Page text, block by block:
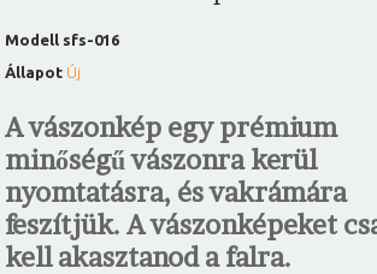
Modell sfs-016
Állapot Új
A vászonkép egy prémium
minőségű vászonra kerül
nyomtatásra, és vakrámára
feszítjük. A vászonképeket
kell akasztanod a falra.